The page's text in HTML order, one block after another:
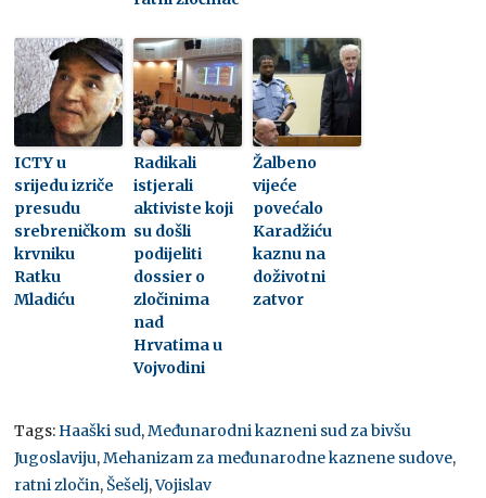
ICTY u
srijedu izriče
presudu
srebreničkom
krvniku
Ratku
Mladiću
Radikali
istjerali
aktiviste koji
su došli
podijeliti
dossier o
zločinima
nad
Hrvatima u
Vojvodini
Žalbeno
vijeće
povećalo
Karadžiću
kaznu na
doživotni
zatvor
Tags: Haaški sud,Međunarodni kazneni sud za bivšu
Jugoslaviju,Mehanizam za međunarodne kaznene sudove,
ratni zločin, Šešelj,Vojislav